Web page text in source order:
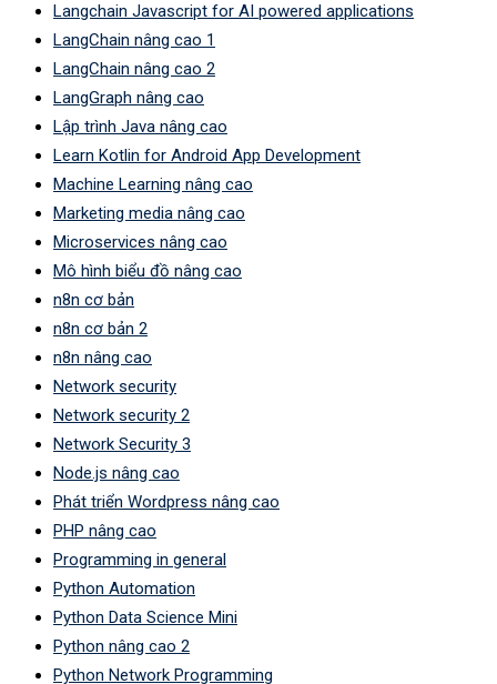
Langchain Javascript for AI powered applications
LangChain nâng cao 1
LangChain nâng cao 2
LangGraph nâng cao
Lập trình Java nâng cao
Learn Kotlin for Android App Development
Machine Learning nâng cao
Marketing media nâng cao
Microservices nâng cao
Mô hình biểu đồ nâng cao
n8n cơ bản
n8n cơ bản 2
n8n nâng cao
Network security
Network security 2
Network Security 3
Node.js nâng cao
Phát triển Wordpress nâng cao
PHP nâng cao
Programming in general
Python Automation
Python Data Science Mini
Python nâng cao 2
Python Network Programming